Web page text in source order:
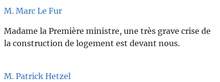
M. Marc Le Fur
Madame la Première ministre, une très grave crise de
la construction de logement est devant nous.
M. Patrick Hetzel